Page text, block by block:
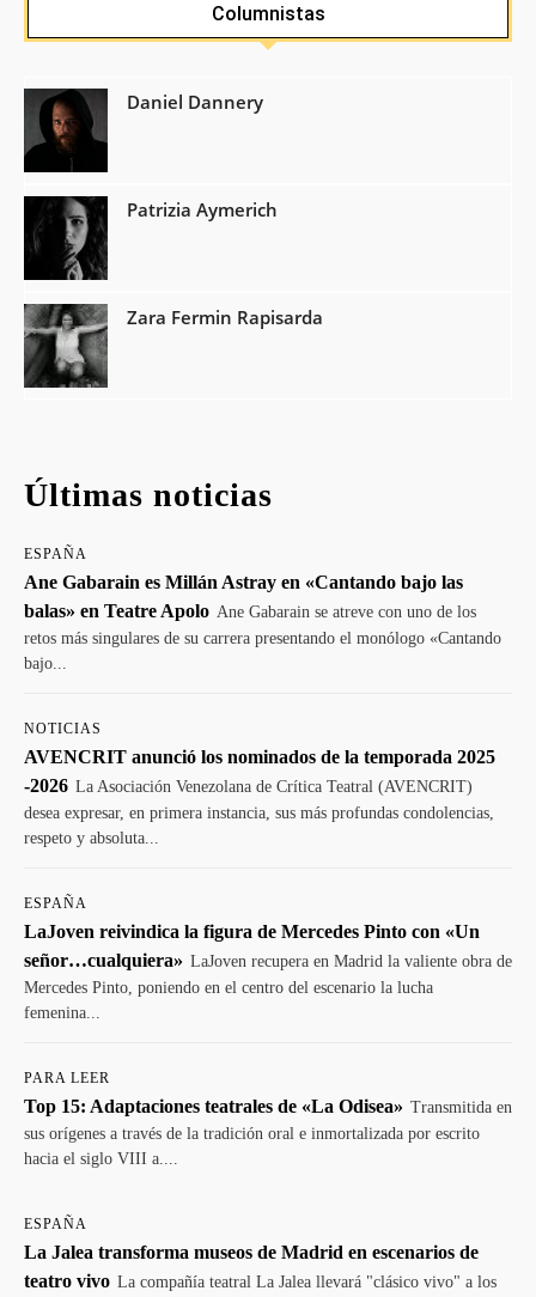
Columnistas
Daniel Dannery
Patrizia Aymerich
Zara Fermin Rapisarda
Últimas noticias
ESPAÑA
Ane Gabarain es Millán Astray en «Cantando bajo las
balas» en Teatre Apolo Ane Gabarain se atreve con uno de los
retos más singulares de su carrera presentando el monólogo «Cantando
bajo...
NOTICIAS
AVENCRIT anunció los nominados de la temporada 2025
-2026 La Asociación Venezolana de Crítica Teatral (AVENCRIT)
desea expresar, en primera instancia, sus más profundas condolencias,
respeto y absoluta...
ESPAÑA
LaJoven reivindica la figura de Mercedes Pinto con «Un
señor…cualquiera» LaJoven recupera en Madrid la valiente obra de
Mercedes Pinto, poniendo en el centro del escenario la lucha
femenina...
PARA LEER
Top 15: Adaptaciones teatrales de «La Odisea» Transmitida en
sus orígenes a través de la tradición oral e inmortalizada por escrito
hacia el siglo VIII a....
ESPAÑA
La Jalea transforma museos de Madrid en escenarios de
teatro vivo La compañía teatral La Jalea llevará "clásico vivo" a los